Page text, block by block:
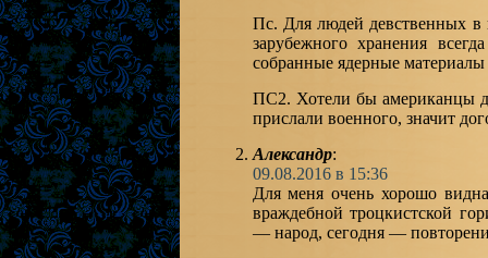
Пс. Для людей девственных
зарубежного хранения
собранные ядерные
ПС2. Хотели бы американцы
прислали военного, значит
Александр:
09.08.2016 в 15:36
Для меня очень хорошо
враждебной троцкистской
— народ, сегодня —